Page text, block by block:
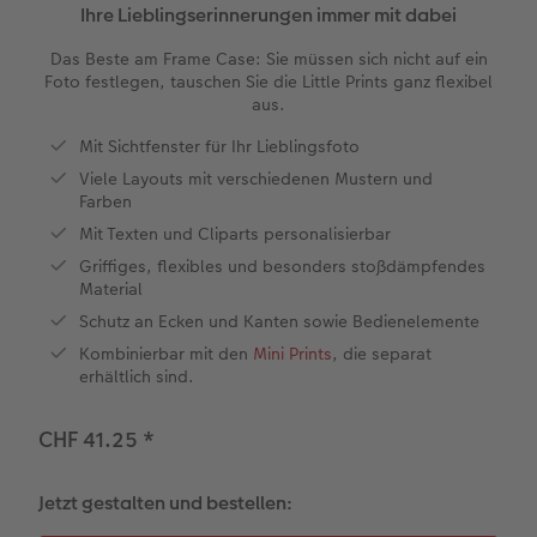
Personalisierter Schuber
Erinnerungstasche
Einband mit Leder und Leinen
Erste Schritte
Webinare
Nature Prints
Premium Poster
Fotosticker
Sofortfotos
Zubehör
Photo Streetmap Poster
Fotocollage
Acrylglas
Alu Dibond
Gallery Print
Weitere Anlässe
Klappkarten
Postkarten
Einzelkarten im Direktversand
Spiele
Schule & Büro
Faber-Castell
Art Prints
Geschenkidee
Silikonhüllen
Kunststoffhüllen
Holzhülle
Handykette
CEWE myPhotos
Wandkalender mit Design
Wandkalender A4
Wandkalender A3
Tischkalender Quadratisch
Zubehör
Zum Geburtstag
Muttertagsgeschenke
Fotogeschenke zum Osterfest
für Brautpaare
Hochzeit
Jahrbuch
Kundengeschichten
CEWE Magazin
Ihre Lieblingserinnerungen immer mit dabei
Das Beste am Frame Case: Sie müssen sich nicht auf ein
Foto festlegen, tauschen Sie die Little Prints ganz flexibel
aus.
Mit Sichtfenster für Ihr Lieblingsfoto
Viele Layouts mit verschiedenen Mustern und
Farben
Mit Texten und Cliparts personalisierbar
Griffiges, flexibles und besonders stoßdämpfendes
Material
Schutz an Ecken und Kanten sowie Bedienelemente
Kombinierbar mit den Mini Prints, die separat
erhältlich sind.
CHF 41.25 *
Jetzt gestalten und bestellen: